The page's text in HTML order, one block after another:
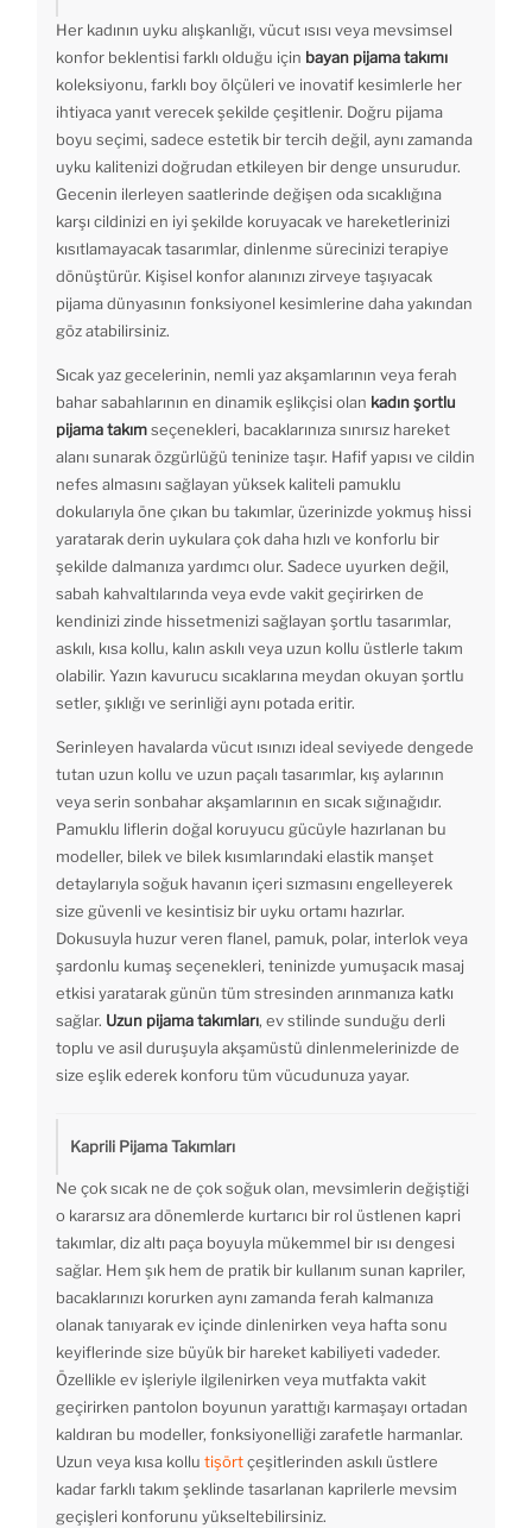
Her kadının uyku alışkanlığı, vücut ısısı veya mevsimsel
konfor beklentisi farklı olduğu için bayan pijama takımı
koleksiyonu, farklı boy ölçüleri ve inovatif kesimlerle her
ihtiyaca yanıt verecek şekilde çeşitlenir. Doğru pijama
boyu seçimi, sadece estetik bir tercih değil, aynı zamanda
uyku kalitenizi doğrudan etkileyen bir denge unsurudur.
Gecenin ilerleyen saatlerinde değişen oda sıcaklığına
karşı cildinizi en iyi şekilde koruyacak ve hareketlerinizi
kısıtlamayacak tasarımlar, dinlenme sürecinizi terapiye
dönüştürür. Kişisel konfor alanınızı zirveye taşıyacak
pijama dünyasının fonksiyonel kesimlerine daha yakından
göz atabilirsiniz.
Sıcak yaz gecelerinin, nemli yaz akşamlarının veya ferah
bahar sabahlarının en dinamik eşlikçisi olan kadın şortlu
pijama takımseçenekleri, bacaklarınıza sınırsız hareket
alanı sunarak özgürlüğü teninize taşır. Hafif yapısı ve cildin
nefes almasını sağlayan yüksek kaliteli pamuklu
dokularıyla öne çıkan bu takımlar, üzerinizde yokmuş hissi
yaratarak derin uykulara çok daha hızlı ve konforlu bir
şekilde dalmanıza yardımcı olur. Sadece uyurken değil,
sabah kahvaltılarında veya evde vakit geçirirken de
kendinizi zinde hissetmenizi sağlayan şortlu tasarımlar,
askılı, kısa kollu, kalın askılı veya uzun kollu üstlerle takım
olabilir. Yazın kavurucu sıcaklarına meydan okuyan şortlu
setler, şıklığı ve serinliği aynı potada eritir.
Serinleyen havalarda vücut ısınızı ideal seviyede dengede
tutan uzun kollu ve uzun paçalı tasarımlar, kış aylarının
veya serin sonbahar akşamlarının en sıcak sığınağıdır.
Pamuklu liflerin doğal koruyucu gücüyle hazırlanan bu
modeller, bilek ve bilek kısımlarındaki elastik manşet
detaylarıyla soğuk havanın içeri sızmasını engelleyerek
size güvenli ve kesintisiz bir uyku ortamı hazırlar.
Dokusuyla huzur veren flanel, pamuk, polar, interlok veya
şardonlu kumaş seçenekleri, teninizde yumuşacık masaj
etkisi yaratarak günün tüm stresinden arınmanıza katkı
sağlar. Uzun pijama takımları, ev stilinde sunduğu derli
toplu ve asil duruşuyla akşamüstü dinlenmelerinizde de
size eşlik ederek konforu tüm vücudunuza yayar.
Kaprili Pijama Takımları
Ne çok sıcak ne de çok soğuk olan, mevsimlerin değiştiği
o kararsız ara dönemlerde kurtarıcı bir rol üstlenen kapri
takımlar, diz altı paça boyuyla mükemmel bir ısı dengesi
sağlar. Hem şık hem de pratik bir kullanım sunan kapriler,
bacaklarınızı korurken aynı zamanda ferah kalmanıza
olanak tanıyarak ev içinde dinlenirken veya hafta sonu
keyiflerinde size büyük bir hareket kabiliyeti vadeder.
Özellikle ev işleriyle ilgilenirken veya mutfakta vakit
geçirirken pantolon boyunun yarattığı karmaşayı ortadan
kaldıran bu modeller, fonksiyonelliği zarafetle harmanlar.
Uzun veya kısa kollu tişörtçeşitlerinden askılı üstlere
kadar farklı takım şeklinde tasarlanan kaprilerle mevsim
geçişleri konforunu yükseltebilirsiniz.